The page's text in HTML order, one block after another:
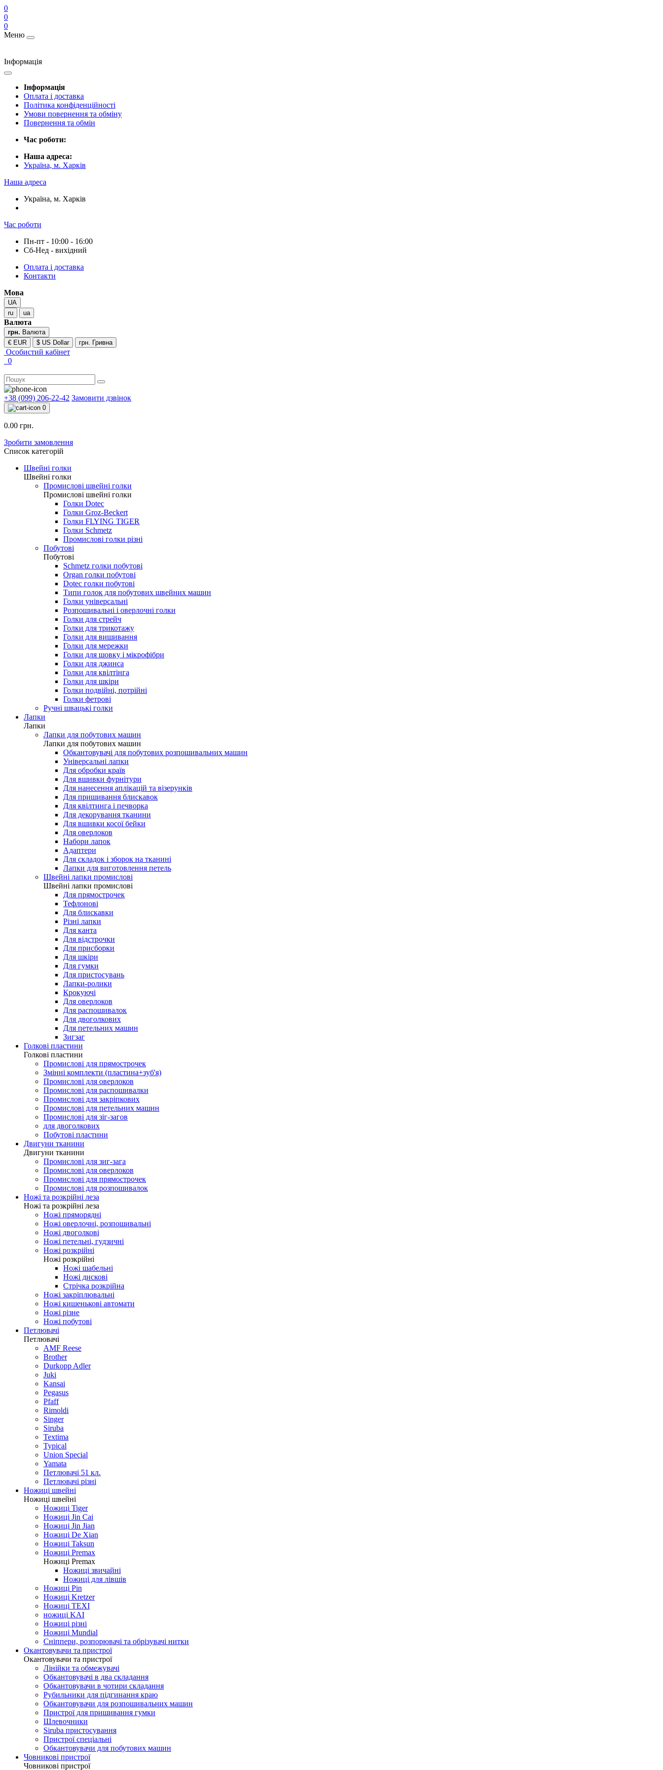
0
0
0
Меню
Інформація
Інформація
Оплата і доставка
Політика конфіденційності
Умови повернення та обміну
Повернення та обмін
Час роботи:
Наша адреса:
Україна, м. Харків
Наша адреса
Україна, м. Харків
Час роботи
Пн-пт - 10:00 - 16:00
Сб-Нед - вихідний
Оплата і доставка
Контакти
Мова
UA
ru
ua
Валюта
грн. Валюта
€ EUR
$ US Dollar грн. Гривна
Особистий кабінет
0
+38 (099) 206-22-42
0.00 грн.
Зробити замовлення
Список категорій
Швейні голки
Швейні голки
Промислові швейні голки
Промислові швейні голки
Голки Dotec
Голки Groz-Beckert
Голки FLYING TIGER
Голки Schmetz
Промислові голки різні
Побутові
Побутові
Schmetz голки побутові
Organ голки побутові
Dotec голки побутові
Типи голок для побутових швейних машин
Голки універсальні
Розпошивальні і оверлочні голки
Голки для стрейч
Голки для трикотажу
Голки для вишивання
Голки для мережки
Голки для шовку і мікрофібри
Голки для джинса
Голки для квілтінга
Голки для шкіри
Ручні швацькі голки
Лапки
Лапки для побутових машин
Лапки для побутових машин
Обкантовувачі для побутових розпошивальних машин
Універсальні лапки
Для обробки країв
Для вшивки фурнітури
Для нанесення аплікацій та візерунків
Для пришивання блискавок
Для квілтинга і печворка
Для декорування тканини
Для вшивки косої бейки
Для оверлоков
Набори лапок
Адаптери
Для складок і зборок на тканині
Лапки для виготовлення петель
Швейні лапки промислові
Швейні лапки промислові
Для прямострочек
Тефлонові
Для блискавки
Різні лапки
Для канта
Для відстрочки
Для присборки
Для шкіри
Для гумки
Для пристосувань
Лапки-ролики
Крокуючі
Для оверлоков
Для распошивалок
Для двоголкових
Для петельних машин
Зигзаг
Голкові пластини
Голкові пластини
Промислові для прямострочек
Змінні комплекти (пластина+зуб'я)
Промислові для оверлоков
Промислові для распошивалки
Промислові для закріпкових
Промислові для петельних машин
Промислові для зіг-загов
для двоголкових
Побутові пластини
Двигуни тканини
Двигуни тканини
Промислові для зиг-зага
Промислові для оверлоков
Промислові для прямострочек
Промислові для розпошивалок
Ножі та розкрійні леза
Ножі та розкрійні леза
Ножі пряморядні
Ножі оверлочні, розпошивальні
Ножі двоголкові
Ножі петельні, гудзичні
Ножі розкрійні
Ножі розкрійні
Ножі шабельні
Ножі дискові
Стрічка розкрійна
Ножі закріплювальні
Ножі кишенькові автомати
Ножі різне
Ножі побутові
Петлювачі
Петлювачі
AMF Reese
Brother
Durkopp Adler
Juki
Kansai
Pegasus
Pfaff
Rimoldi
Singer
Siruba
Textima
Typical
Union Special
Yamata
Петлювачі 51 кл.
Петлювачі різні
Ножиці швейні
Ножиці швейні
Ножиці Tiger
Ножиці Jin Cai
Ножиці Jin Jian
Ножиці De Xian
Ножиці Taksun
Ножиці Premax
Ножиці Premax
Ножиці звичайні
Ножиці для лівшів
Ножиці Pin
Ножиці Kretzer
Ножиці TEXI
ножиці KAI
Ножиці різні
Ножиці Mundial
Сніппери, розпорювачі та обрізувачі нитки
Окантовувачи та пристрої
Окантовувачи та пристрої
Лінійки та обмежувачі
Обкантовувачі в два складання
Обкантовувачи в чотири складання
Рубильники для підгинання краю
Обкантовувачи для розпошивальних машин
Пристрої для пришивання гумки
Шлевочники
Siruba пристосування
Пристрої спеціальні